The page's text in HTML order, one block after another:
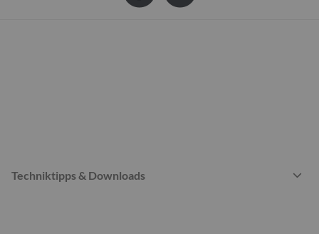
Techniktipps & Downloads